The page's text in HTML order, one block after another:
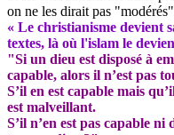
on ne les dirait pas
« Le christianisme devient
textes, là où l'islam le
"Si un dieu est disposé à
capable, alors il n’est pas
S’il en est capable mais
est malveillant.
S’il n’en est pas capable